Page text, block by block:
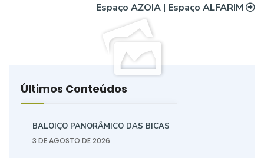
Espaço AZOIA | Espaço ALFARIM
Últimos Conteúdos
BALOIÇO PANORÂMICO DAS BICAS
3 DE AGOSTO DE 2026